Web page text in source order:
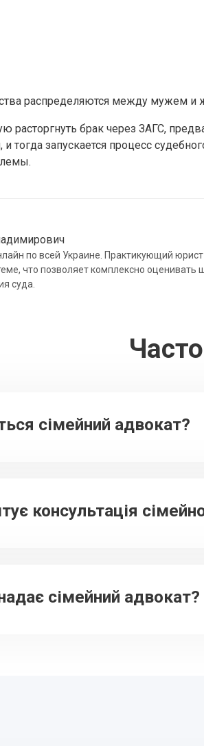
распределяются между мужем и
расторгнуть брак через ЗАГС,
и тогда запускается процесс
по всей Украине. Практикующий
что позволяет комплексно оценивать
суда.
сімейний адвокат?
консультація
сімейний адвокат?